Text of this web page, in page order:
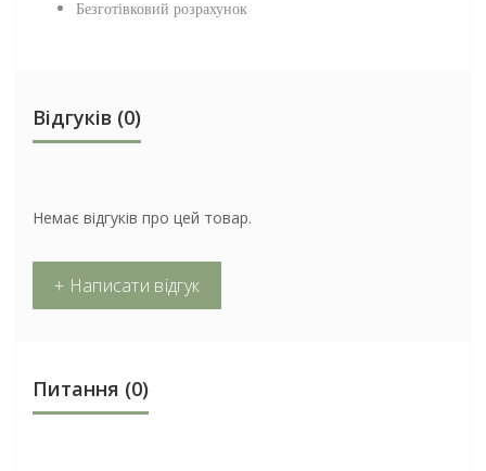
Безготівковий розрахунок
Відгуків (0)
Немає відгуків про цей товар.
+ Написати відгук
Питання (0)